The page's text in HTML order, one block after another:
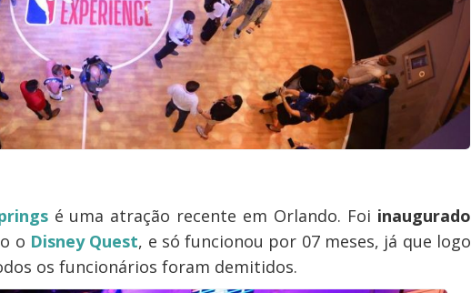
é uma atração recente em Orlando. Foi inaugurado
o Disney Quest, e só funcionou por 07 meses, já que logo
os funcionários foram demitidos.